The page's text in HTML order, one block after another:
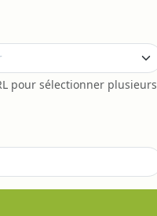
pour sélectionner plusieurs